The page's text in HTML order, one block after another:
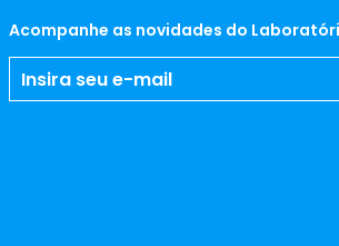
Acompanhe as novidades do